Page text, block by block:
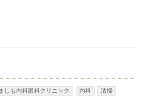
ましも内科眼科クリニック 内科 清掃